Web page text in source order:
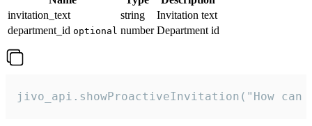
invitation_text
string
Invitation text
department_id optional number Department id
jivo_api.showProactiveInvitation("How